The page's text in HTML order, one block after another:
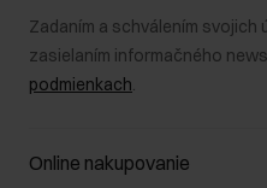
Zadaním a schválením
zasielaním informačného
podmienkach.
Online nakupovanie